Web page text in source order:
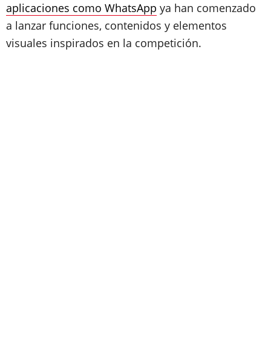
aplicaciones como WhatsApp ya han comenzado
a lanzar funciones, contenidos y elementos
visuales inspirados en la competición.